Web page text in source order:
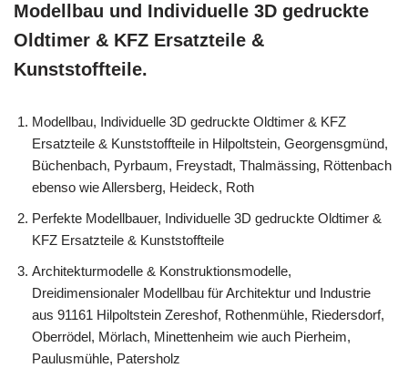
Modellbau und Individuelle 3D gedruckte
Oldtimer & KFZ Ersatzteile &
Kunststoffteile.
Modellbau, Individuelle 3D gedruckte Oldtimer & KFZ
Ersatzteile & Kunststoffteile in Hilpoltstein, Georgensgmünd,
Büchenbach, Pyrbaum, Freystadt, Thalmässing, Röttenbach
ebenso wie Allersberg, Heideck, Roth
Perfekte Modellbauer, Individuelle 3D gedruckte Oldtimer &
KFZ Ersatzteile & Kunststoffteile
Architekturmodelle & Konstruktionsmodelle,
Dreidimensionaler Modellbau für Architektur und Industrie
aus 91161 Hilpoltstein Zereshof, Rothenmühle, Riedersdorf,
Oberrödel, Mörlach, Minettenheim wie auch Pierheim,
Paulusmühle, Patersholz